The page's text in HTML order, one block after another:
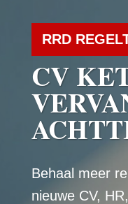
RRD
CV
Behaal meer
nieuwe CV,